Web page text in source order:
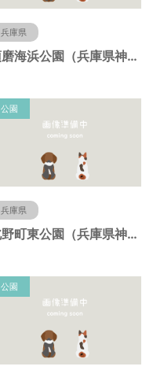
兵庫県
須磨海浜公園（兵庫県神戸市）
公園
兵庫県
北野町東公園（兵庫県神戸市）
公園